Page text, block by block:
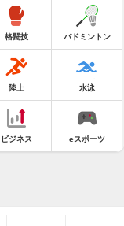
格闘技 バドミントン
陸上 水泳
ビジネス eスポーツ